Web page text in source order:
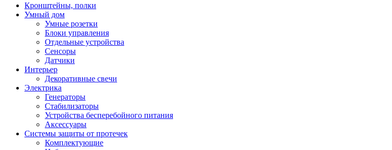
Кронштейны, полки
Умный дом
Умные розетки
Блоки управления
Отдельные устройства
Сенсоры
Датчики
Интерьер
Декоративные свечи
Электрика
Генераторы
Стабилизаторы
Устройства бесперебойного питания
Аксессуары
Системы защиты от протечек
Комплектующие